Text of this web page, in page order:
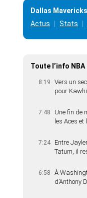
Dallas
Actus
Stats
Toute l’info
8:19
Vers un
pour
7:48
Une fin de
les Aces et
7:24
Entre
Tatum, il
6:58
À
d’Anthony